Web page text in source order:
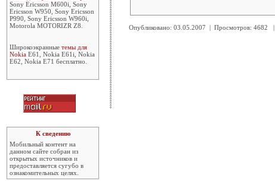
Sony Ericsson M600i, Sony
Ericsson W950, Sony Ericsson
P990, Sony Ericsson W960i,
Motorola MOTORIZR Z8.
Широкоэкранные темы для
Nokia E61, Nokia E61i, Nokia
E62, Nokia E71 бесплатно.
К сведению
Мобильный контент на
данном сайте собран из
открытых источников и
предоставляется сугубо в
ознакомительных целях.
Опубликовано: 03.05.2007 | Просмотров: 4682 |